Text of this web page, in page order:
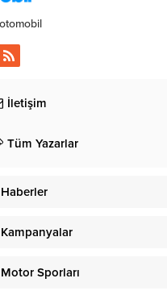
İletişim
Tüm Yazarlar
Haberler
Kampanyalar
Motor Sporları